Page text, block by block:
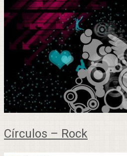
Círculos – Rock